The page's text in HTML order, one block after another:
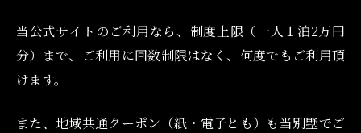
当公式サイトのご利用なら、制度上限（一人１泊2万円
分）まで、ご利用に回数制限はなく、何度でもご利用頂
けます。
また、地域共通クーポン（紙・電子とも）も当別墅でご